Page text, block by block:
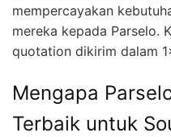
mempercayakan
mereka kepada Parselo.
quotation dikirim dalam
Mengapa
Terbaik untuk